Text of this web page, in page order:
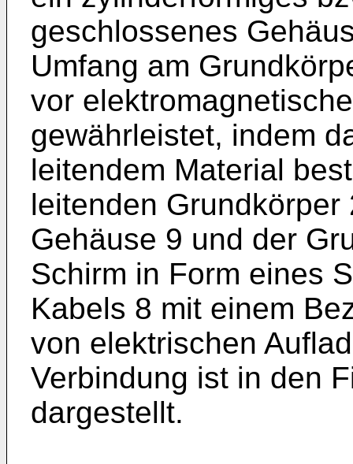
geschlossenes
Umfang am
vor
gewährleistet, indem
leitendem Material
leitenden
Gehäuse 9 und der
Schirm in Form eines
Kabels 8 mit einem
von elektrischen
Verbindung ist in den
dargestellt.